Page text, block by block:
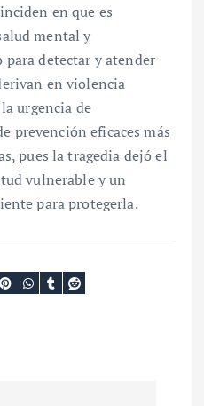
en que es
mental y
detectar y atender
en violencia
urgencia de
prevención eficaces más
pues la tragedia dejó el
vulnerable y un
para protegerla.